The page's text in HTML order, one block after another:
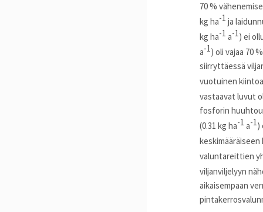
70 %
kg ha-1 ja
kg ha-1 a-1) ei
a-1) oli vajaa 70
siirryttäessä
vuotuinen
vastaavat luvut
fosforin
(0.31 kg ha-1 a-1)
keskimääräiseen
valuntareittien
viljanviljelyyn
aikaisempaan